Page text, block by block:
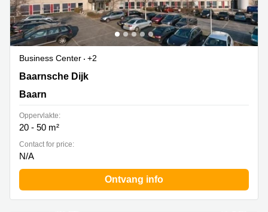
Business Center
+2
Baarnsche Dijk 4d, Baarn
Baarnsche Dijk
Baarn
Oppervlakte:
20 - 50 m²
Contact for price:
N/A
Ontvang info